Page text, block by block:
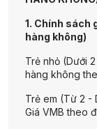
1. Chính sách
hàng không)
Trẻ nhỏ (Dưới
hàng không
Trẻ em (Từ 2 -
Giá VMB theo